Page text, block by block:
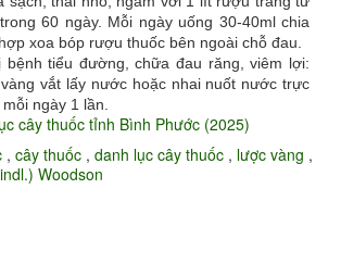
60 ngày. Mỗi ngày uống 30-40ml chia
xoa bóp rượu thuốc bên ngoài chỗ đau.
bệnh tiểu đường, chữa đau răng, viêm lợi:
vắt lấy nước hoặc nhai nuốt nước trực
ngày 1 lần.
cây thuốc tỉnh Bình Phước (2025)
, cây thuốc , danh lục cây thuốc , lược vàng ,
Woodson